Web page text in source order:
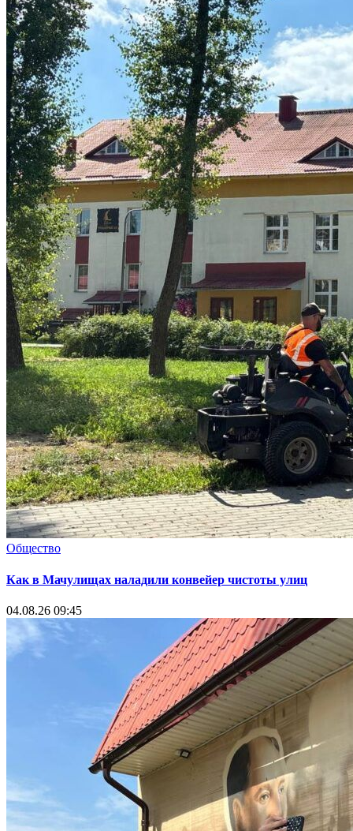
Общество
Как в Мачулищах наладили конвейер чистоты улиц
04.08.26 09:45